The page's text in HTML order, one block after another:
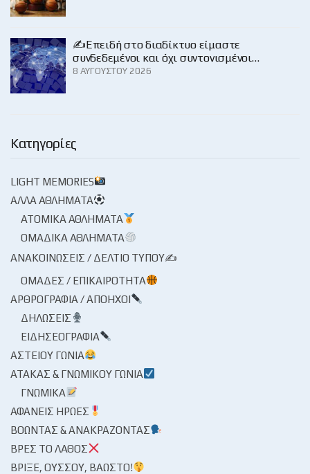
✍️Επειδή στο διαδίκτυο είμαστε
συνδεδεμένοι και όχι συντονισμένοι…
8 ΑΥΓΟΎΣΤΟΥ 2026
Κατηγορίες
LIGHT MEMORIES
ΆΛΛΑ ΑΘΛΉΜΑΤΑ
ΑΤΟΜΙΚΆ ΑΘΛΉΜΑΤΑ
ΟΜΑΔΙΚΆ ΑΘΛΉΜΑΤΑ
ΑΝΑΚΟΙΝΏΣΕΙΣ / ΔΕΛΤΊΟ ΤΎΠΟΥ✍
ΟΜΆΔΕΣ / ΕΠΙΚΑΙΡΌΤΗΤΑ
ΑΡΘΡΟΓΡΑΦΊΑ / ΑΠΌΗΧΟΙ
ΔΗΛΏΣΕΙΣ
ΕΙΔΗΣΕΟΓΡΑΦΊΑ
ΑΣΤΕΊΟΥ ΓΩΝΊΑ
ΑΤΆΚΑΣ & ΓΝΩΜΙΚΟΎ ΓΩΝΊΑ
ΓΝΩΜΙΚΆ
ΑΦΑΝΕΊΣ ΉΡΩΕΣ
ΒΟΏΝΤΑΣ & ΑΝΑΚΡΆΖΟΝΤΑΣ
ΒΡΕΣ ΤΟ ΛΆΘΟΣ
ΒΡΊΞΕ, ΟΎΣΣΟΥ, ΒΆΩΣΤΟ!